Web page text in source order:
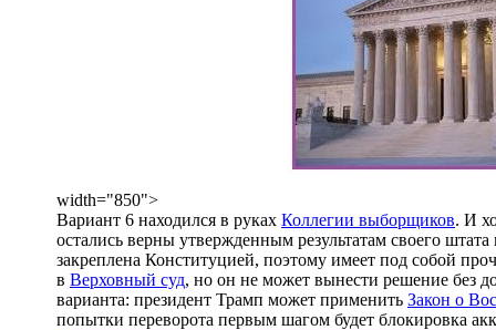
width="850">
Вариант 6 находился в руках Коллегии выборщиков. И
остались верны утвержденным результатам своего
закреплена Конституцией, поэтому имеет под собой
в Верховный суд, но он не может вынести решение без
варианта: президент Трамп может применить Закон о
попытки переворота первым шагом будет блокировка